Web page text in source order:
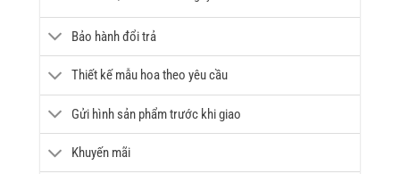
Bảo hành đổi trả
Thiết kế mẫu hoa theo yêu cầu
Gửi hình sản phẩm trước khi giao
Khuyến mãi